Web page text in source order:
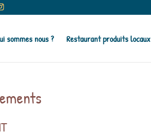
sommes nous ? Restaurant produits locaux